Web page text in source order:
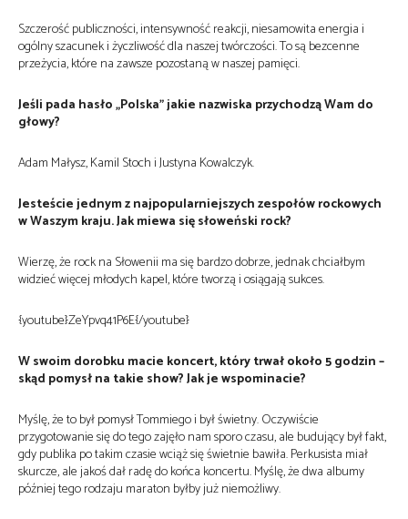
Szczerość publiczności, intensywność reakcji, niesamowita energia i
ogólny szacunek i życzliwość dla naszej twórczości. To są bezcenne
przeżycia, które na zawsze pozostaną w naszej pamięci.
Jeśli pada hasło „Polska” jakie nazwiska przychodzą Wam do
głowy?
Adam Małysz, Kamil Stoch i Justyna Kowalczyk.
Jesteście jednym z najpopularniejszych zespołów rockowych
w Waszym kraju. Jak miewa się słoweński rock?
Wierzę, że rock na Słowenii ma się bardzo dobrze, jednak chciałbym
widzieć więcej młodych kapel, które tworzą i osiągają sukces.
{youtube}ZeYpvq41P6E{/youtube}
W swoim dorobku macie koncert, który trwał około 5 godzin –
skąd pomysł na takie show? Jak je wspominacie?
Myślę, że to był pomysł Tommiego i był świetny. Oczywiście
przygotowanie się do tego zajęło nam sporo czasu, ale budujący był fakt,
gdy publika po takim czasie wciąż się świetnie bawiła. Perkusista miał
skurcze, ale jakoś dał radę do końca koncertu. Myślę, że dwa albumy
później tego rodzaju maraton byłby już niemożliwy.